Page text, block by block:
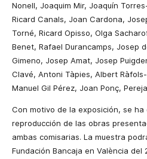
Nonell, Joaquim Mir, Joaquín
Ricard Canals, Joan Cardona,
Torné, Ricard Opisso, Olga
Benet, Rafael Durancamps, Josep
Gimeno, Josep Amat, Josep
Clavé, Antoni Tàpies, Albert
Manuel Gil Pérez, Joan Ponç,
Con motivo de la exposición, se
reproducción de las obras
ambas comisarias. La muestra
Fundación Bancaja en València del